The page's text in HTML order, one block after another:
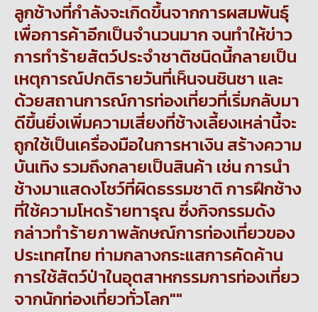
ลูกช้างที่กำลังจะเกิดขึ้นจากการผสมพันธุ์
เพื่อการค้าอีกเป็นจำนวนมาก จนทำให้ข่าว
การทำร้ายสัตว์ประจำชาติชนิดนี้กลายเป็น
เหตุการณ์ปกติรายวันที่เห็นจนชินชา และ
ด้วยสถานการณ์การท่องเที่ยวที่เริ่มกลับมา
ดีขึ้นยิ่งเพิ่มความเสี่ยงที่ช้างเลี้ยงเหล่านี้จะ
ถูกใช้เป็นเครื่องมือในการหาเงิน สร้างความ
บันเทิง รวมถึงกลายเป็นสินค้า เช่น การนำ
ช้างมาแสดงโชว์ที่ผิดธรรมชาติ การฝึกช้าง
ที่ใช้ความโหดร้ายทารุณ ซึ่งกิจกรรมดัง
กล่าวทำร้ายภาพลักษณ์การท่องเที่ยวของ
ประเทศไทย ท่ามกลางกระแสการคัดค้าน
การใช้สัตว์ป่าในอุตสาหกรรมการท่องเที่ยว
จากนักท่องเที่ยวทั่วโลก"